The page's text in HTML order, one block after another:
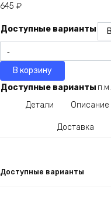
645 ₽
Доступные варианты
товара
Профнастил
С20
В корзину
Доступные варианты п.м.
Детали
Описание
Доставка
Доступные варианты